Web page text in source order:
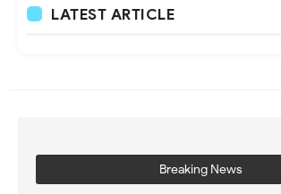
LATEST ARTICLE
Breaking News